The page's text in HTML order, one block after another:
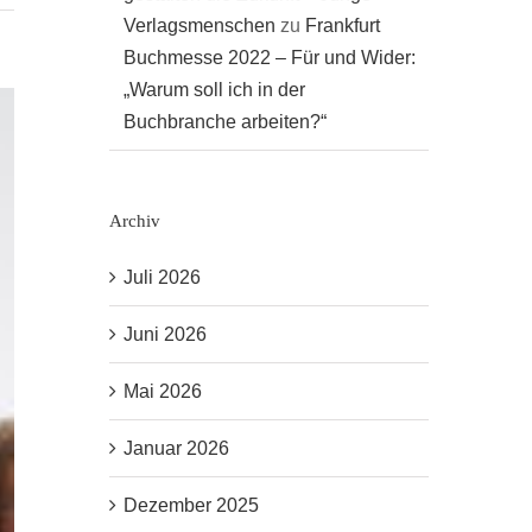
Verlagsmenschen zu Frankfurt
Buchmesse 2022 – Für und Wider:
„Warum soll ich in der
Buchbranche arbeiten?“
Archiv
Juli 2026
Juni 2026
Mai 2026
Januar 2026
Dezember 2025